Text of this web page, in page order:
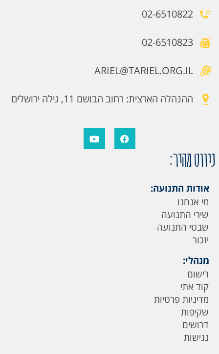
02-6510822
02-6510823
ARIEL@TARIEL.ORG.IL
ההנהלה הארצית: רחוב הבושם 11, גילה ירושלים
ניווט מהיר:
אודות התנועה:
מי אנחנו
שירי התנועה
שבטי התנועה
יזכור
מנהלי:
רישום
קוד אתי
מדיניות פרטיות
שקיפות
דרושים
נגישות